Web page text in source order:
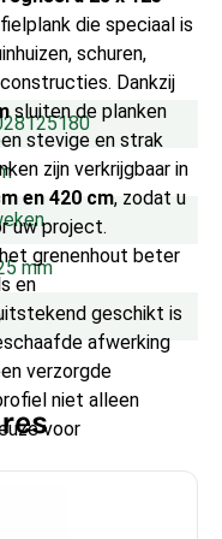
die speciaal is
schuren,
Dankzij
sluiten de planken
stevige en strak
zijn verkrijgbaar in
en 420 cm, zodat u
uw project.
grenenhout beter
en
geschikt is
afwerking
verzorgde
niet alleen
voor
mm